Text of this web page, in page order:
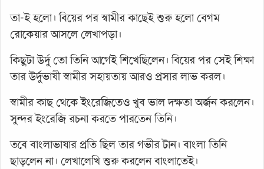
তা-ই হলো। বিয়ের পর স্বামীর কাছেই শুরু হলো বেগম
রোকেয়ার আসলে লেখাপড়া।
কিছুটা উর্দু তো তিনি আগেই শিখেছিলেন। বিয়ের পর সেই শিক্ষা
তার উর্দুভাষী স্বামীর সহায়তায় আরও প্রসার লাভ করল।
স্বামীর কাছ থেকে ইংরেজিতেও খুব ভাল দক্ষতা অর্জন করলেন।
সুন্দর ইংরেজি রচনা করতে পারতেন তিনি।
তবে বাংলাভাষার প্রতি ছিল তার গভীর টান। বাংলা তিনি
ছাড়লেন না। লেখালেখি শুরু করলেন বাংলাতেই।